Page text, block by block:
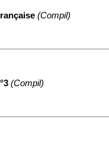
(Compil)
(Compil)